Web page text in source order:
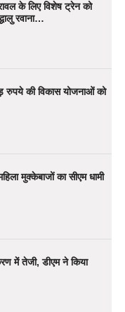
के लिए विशेष ट्रेन को
रवाना…
रुपये की विकास योजनाओं को
मुक्केबाजों का सीएम धामी
में तेजी, डीएम ने किया